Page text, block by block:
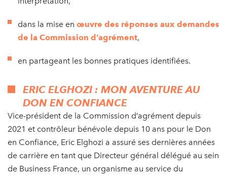
dans la mise en œuvre des réponses aux demandes
de la Commission d’agrément,
en partageant les bonnes pratiques identifiées.
ERIC ELGHOZI : MON AVENTURE AU
DON EN CONFIANCE
Vice-président de la Commission d’agrément depuis
2021 et contrôleur bénévole depuis 10 ans pour le Don
en Confiance, Eric Elghozi a assuré ses dernières années
de carrière en tant que Directeur général délégué au sein
de Business France, un organisme au service du